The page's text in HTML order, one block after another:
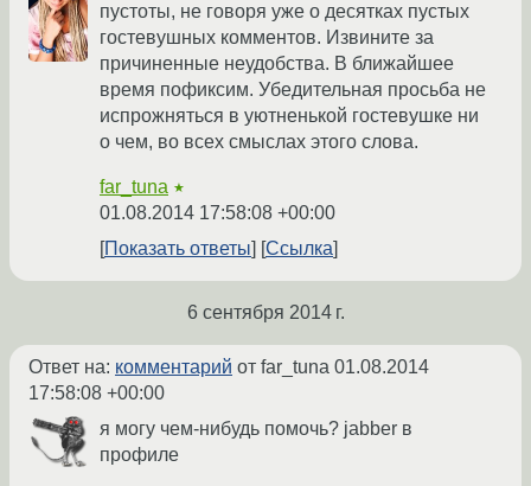
пустоты, не говоря уже о десятках пустых
гостевушных комментов. Извините за
причиненные неудобства. В ближайшее
время пофиксим. Убедительная просьба не
испрожняться в уютненькой гостевушке ни
о чем, во всех смыслах этого слова.
far_tuna ★
01.08.2014 17:58:08 +00:00
Показать ответы
Ссылка
6 сентября 2014 г.
Ответ на: комментарий от far_tuna 01.08.2014
17:58:08 +00:00
я могу чем-нибудь помочь? jabber в
профиле